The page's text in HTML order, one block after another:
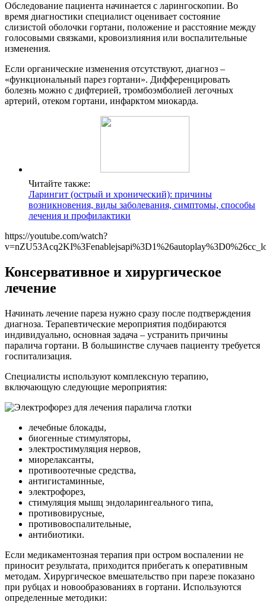
Обследование пациента начинается с ларингоскопии. Во
время диагностики специалист оценивает состояние
слизистой оболочки гортани, положение и расстояние между
голосовыми связками, кровоизлияния или воспалительные
изменения.
Если органические изменения отсутствуют, диагноз –
«функциональный парез гортани». Дифференцировать
болезнь можно с дифтерией, тромбоэмболией легочных
артерий, отеком гортани, инфарктом миокарда.
Читайте также:
Ларингит (острый и хронический): причины
возникновения, виды заболевания, симптомы, способы
лечения и профилактики
https://youtube.com/watch?
Консервативное и хирургическое
лечение
Начинать лечение пареза нужно сразу после подтверждения
диагноза. Терапевтические мероприятия подбираются
индивидуально, основная задача – устранить причины
паралича гортани. В большинстве случаев пациенту требуется
госпитализация.
Специалисты используют комплексную терапию,
включающую следующие мероприятия:
лечебные блокады,
биогенные стимуляторы,
электростимуляция нервов,
миорелаксанты,
противоотечные средства,
антигистаминные,
электрофорез,
стимуляция мышц эндоларингеального типа,
противовирусные,
противовоспалительные,
антибиотики.
Если медикаментозная терапия при остром воспалении не
приносит результата, приходится прибегать к оперативным
методам. Хирургическое вмешательство при парезе показано
при рубцах и новообразованиях в гортани. Используются
определенные методики: